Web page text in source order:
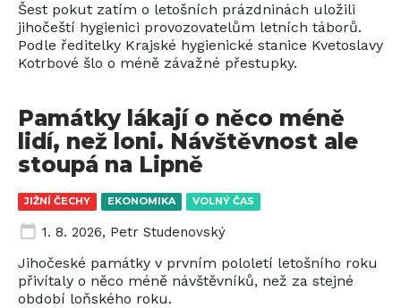
Šest pokut zatím o letošních prázdninách uložili
jihočeští hygienici provozovatelům letních táborů.
Podle ředitelky Krajské hygienické stanice Kvetoslavy
Kotrbové šlo o méně závažné přestupky.
JIŽNÍ ČECHY EKONOMIKA VOLNÝ ČAS
Památky lákají o něco méně
lidí, než loni. Návštěvnost ale
stoupá na Lipně
1. 8. 2026, Petr Studenovský
Jihočeské památky v prvním pololetí letošního roku
přivítaly o něco méně návštěvníků, než za stejné
období loňského roku.